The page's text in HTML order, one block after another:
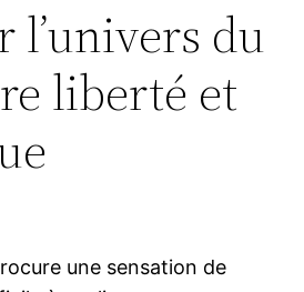
l’univers du
liberté et
une sensation de